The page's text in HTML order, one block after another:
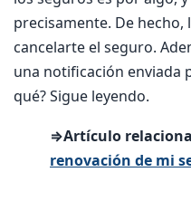
precisamente. De
cancelarte el seguro.
una notificación enviada
qué? Sigue leyendo.
⇒Artículo
renovación de mi